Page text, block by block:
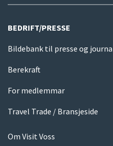
BEDRIFT/PRESSE
Bildebank til presse og
Berekraft
For medlemmar
Travel Trade / Bransjeside
Om Visit Voss